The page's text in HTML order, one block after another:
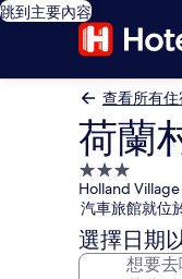
跳到主要內容
查看所有住
荷蘭
3.0
星
級
住
宿
Holland
汽車旅館就位
選擇日期
想要去